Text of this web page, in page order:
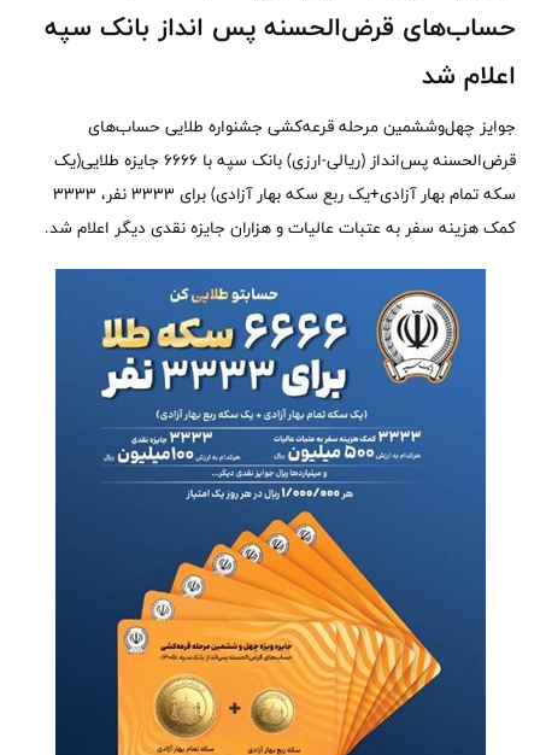
حساب‌های قرض‌الحسنه پس انداز بانک سپه
اعلام شد
جوایز چهل‌و‌ششمین مرحله قرعه‌کشی جشنواره طلایی حساب‌های
قرض‌الحسنه پس‌انداز (ریالی-ارزی) بانک سپه با 6666 جایزه طلایی(یک
سکه تمام بهار آزادی+یک ربع سکه بهار آزادی) برای 3333 نفر، 3333
کمک هزینه سفر به عتبات عالیات و هزاران جایزه نقدی دیگر اعلام شد.